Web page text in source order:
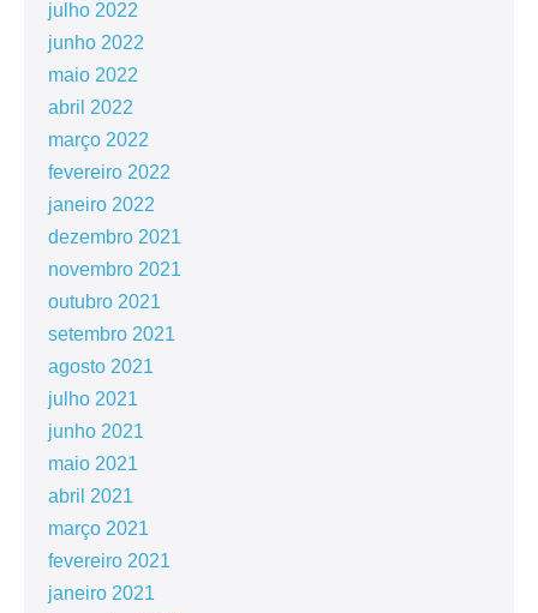
julho 2022
junho 2022
maio 2022
abril 2022
março 2022
fevereiro 2022
janeiro 2022
dezembro 2021
novembro 2021
outubro 2021
setembro 2021
agosto 2021
julho 2021
junho 2021
maio 2021
abril 2021
março 2021
fevereiro 2021
janeiro 2021